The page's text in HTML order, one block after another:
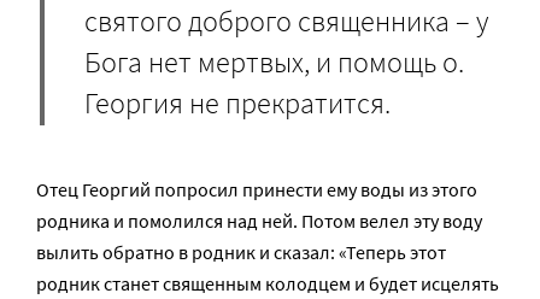
святого доброго священника – у
Бога нет мертвых, и помощь о.
Георгия не прекратится.
Отец Георгий попросил принести ему воды из этого
родника и помолился над ней. Потом велел эту воду
вылить обратно в родник и сказал: «Теперь этот
родник станет священным колодцем и будет исцелять